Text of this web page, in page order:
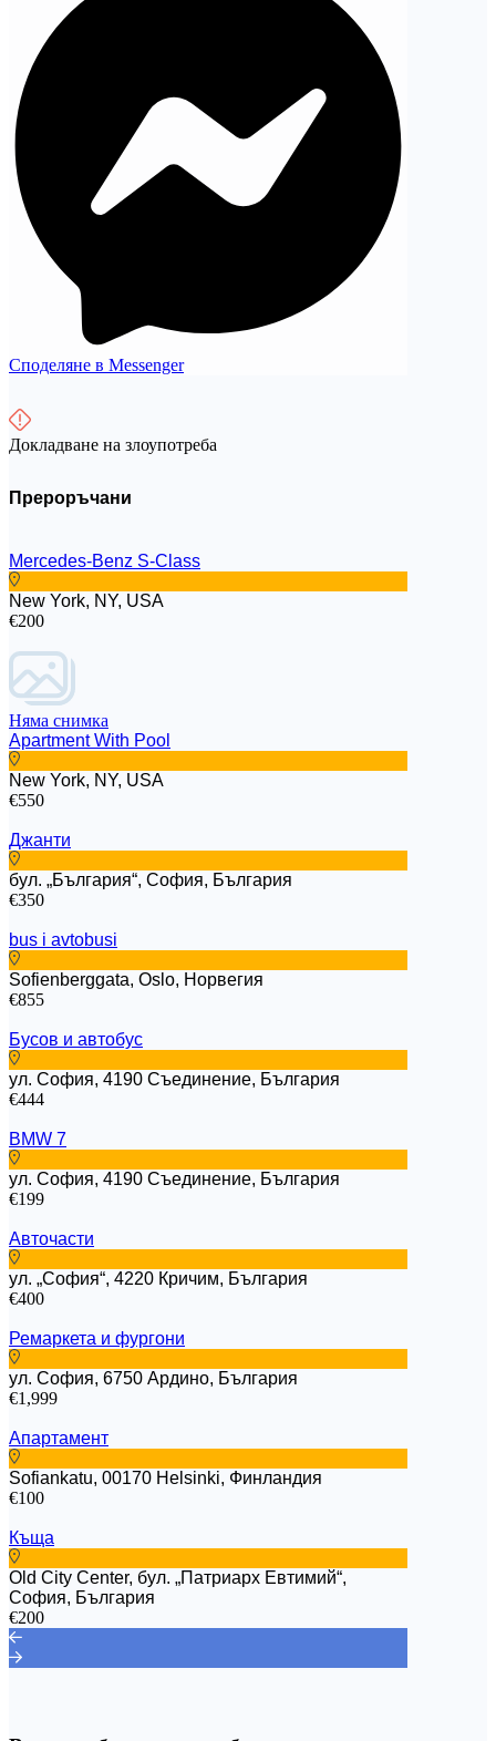
Споделяне в Messenger
Докладване на злоупотреба
Прероръчани
Mercedes-Benz S-Class
New York, NY, USA
€200
Няма снимка
Apartment With Pool
New York, NY, USA
€550
Джанти
бул. „България“, София, България
€350
bus i avtobusi
Sofienberggata, Oslo, Норвегия
€855
Бусов и автобус
ул. София, 4190 Съединение, България
€444
BMW 7
ул. София, 4190 Съединение, България
€199
Авточасти
ул. „София“, 4220 Кричим, България
€400
Ремаркета и фургони
ул. София, 6750 Ардино, България
€1,999
Апартамент
Sofiankatu, 00170 Helsinki, Финландия
€100
Къща
Old City Center, бул. „Патриарх Евтимий“,
София, България
€200